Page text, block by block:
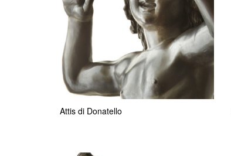
Attis di Donatello